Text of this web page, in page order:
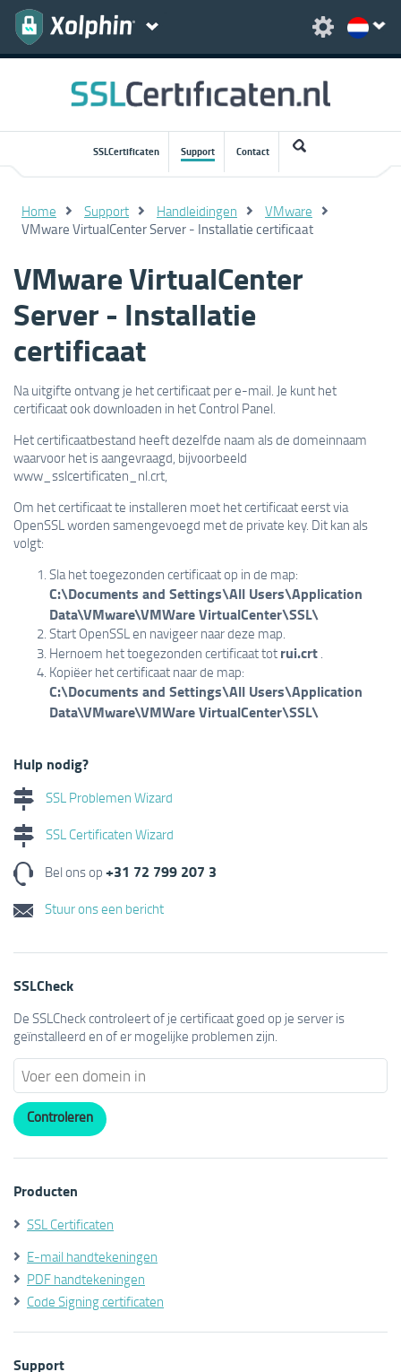
SSLCertificaten Support Contact
Home Support Handleidingen VMware
VMware VirtualCenter Server - Installatie certificaat
VMware VirtualCenter
Server - Installatie
certificaat
Na uitgifte ontvang je het certificaat per e-mail. Je kunt het
certificaat ook downloaden in het Control Panel.
Het certificaatbestand heeft dezelfde naam als de domeinnaam
waarvoor het is aangevraagd, bijvoorbeeld
www_sslcertificaten_nl.crt,
Om het certificaat te installeren moet het certificaat eerst via
OpenSSL worden samengevoegd met de private key. Dit kan als
volgt:
Sla het toegezonden certificaat op in de map:
C:\Documents and Settings\All Users\Application
Data\VMware\VMWare VirtualCenter\SSL\
Start OpenSSL en navigeer naar deze map.
Hernoem het toegezonden certificaat tot rui.crt .
Kopiëer het certificaat naar de map:
C:\Documents and Settings\All Users\Application
Data\VMware\VMWare VirtualCenter\SSL\
Hulp nodig?
SSL Problemen Wizard
SSL Certificaten Wizard
Bel ons op +31 72 799 207 3
Stuur ons een bericht
SSLCheck
De SSLCheck controleert of je certificaat goed op je server is
geïnstalleerd en of er mogelijke problemen zijn.
Producten
SSL Certificaten
E-mail handtekeningen
PDF handtekeningen
Code Signing certificaten
Support